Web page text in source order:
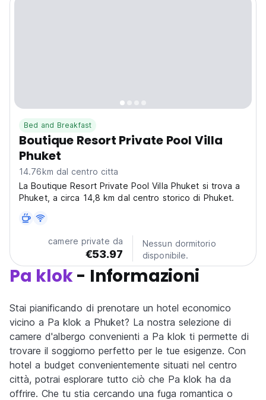
Bed and Breakfast
Boutique Resort Private Pool Villa
Phuket
14.76km dal centro citta
La Boutique Resort Private Pool Villa Phuket si trova a
Phuket, a circa 14,8 km dal centro storico di Phuket.
camere private da
€53.97
Nessun dormitorio
disponibile.
Pa klok- Informazioni
Stai pianificando di prenotare un hotel economico
vicino a Pa klok a Phuket? La nostra selezione di
camere d'albergo convenienti a Pa klok ti permette di
trovare il soggiorno perfetto per le tue esigenze. Con
hotel a budget convenientemente situati nel centro
città, potrai esplorare tutto ciò che Pa klok ha da
offrire. Che tu stia cercando una fuga romantica o